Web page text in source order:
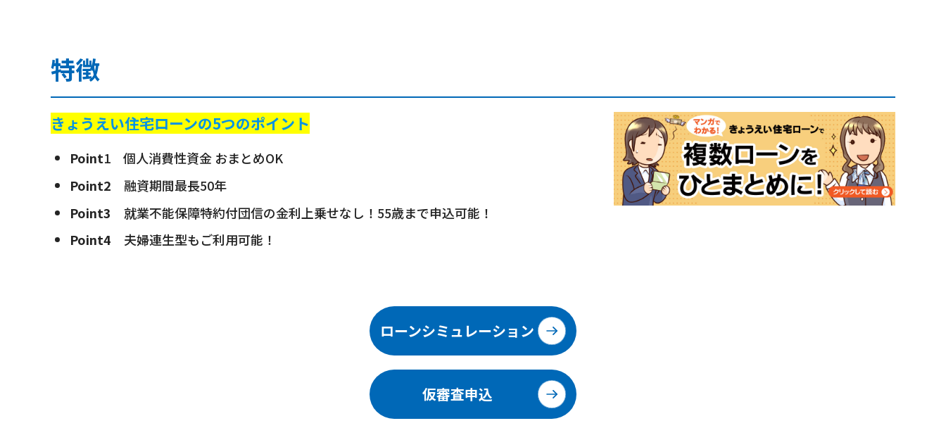
特徴
きょうえい住宅ローンの5つのポイント
Point1 個人消費性資金 おまとめOK
Point2 融資期間最長50年
Point3 就業不能保障特約付団信の金利上乗せなし！55歳まで申込可能！
Point4 夫婦連生型もご利用可能！
ローンシミュレーション
仮審査申込